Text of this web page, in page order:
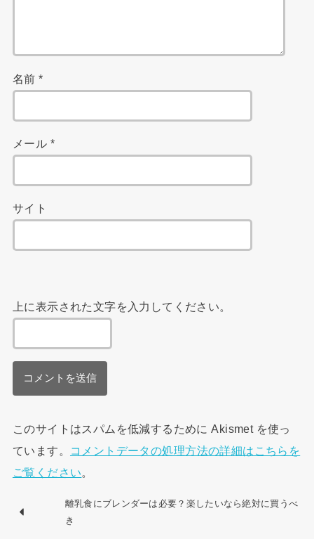
名前*
メール *
サイト
上に表示された文字を入力してください。
このサイトはスパムを低減するために Akismet を使っ
ています。
コメントデータの処理方法の詳細はこちらを
ご覧ください。
離乳食にブレンダーは必要？楽したいなら絶対に買うべ
き